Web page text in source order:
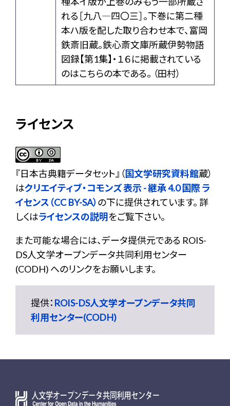
れる［九八―四〇三］。下巻に第二種
本ハ版を配した取り合わせ本で、富岡
鉄斎旧蔵。鉄心斎文庫所蔵伊勢物語
図録【第1集】・１６に掲載されている
のはこちらの本である。 （田村）
ライセンス
『日本古典籍データセット 』（国文学研究資料館蔵）
はクリエイティブ・コモンズ 表示 - 継承 4.0 国際 ラ
イセンス（CC BY-SA） の下に提供されています。 詳
しくはライセンスの説明をご覧下さい。
また可能な場合には、データ提供元である ROIS-
DS人文学オープンデータ共同利用センター
(CODH) へのリンクをお願いします。
提供： ROIS-DS人文学オープンデータ共同
利用センター(CODH)